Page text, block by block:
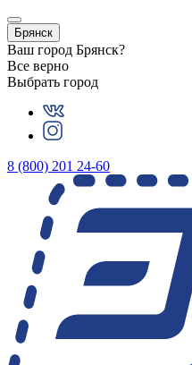
Брянск
Ваш город Брянск?
Все верно
Выбрать город
8 (800) 201 24-60